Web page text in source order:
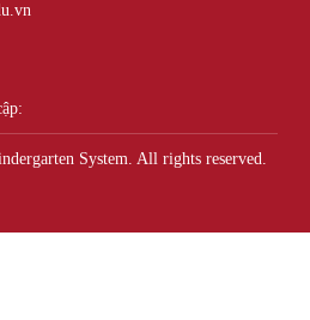
System. All rights reserved.